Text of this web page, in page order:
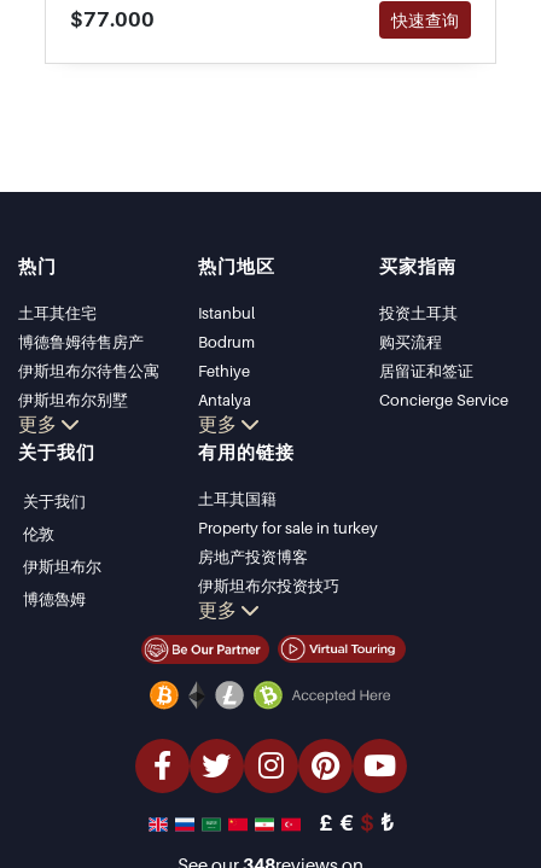
$77.000
快速查询
热门
土耳其住宅
博德鲁姆待售房产
伊斯坦布尔待售公寓
伊斯坦布尔别墅
博德鲁姆别墅
安塔利亚待售公寓
更多
热门地区
Istanbul
Bodrum
Fethiye
Antalya
Kalkan
Alanya
Kemer
Dalyan
Izmir
Belek
更多
买家指南
投资土耳其
购买流程
居留证和签证
Concierge Service
关于我们
关于我们
伦敦
伊斯坦布尔
博德魯姆
有用的链接
土耳其国籍
Property for sale in turkey
房地产投资博客
伊斯坦布尔投资技巧
土耳其房产投资
伊斯坦布尔投资型房产
经济型房产
豪华房产
投资型房产
设计与建造
更多
£ € $ ₺